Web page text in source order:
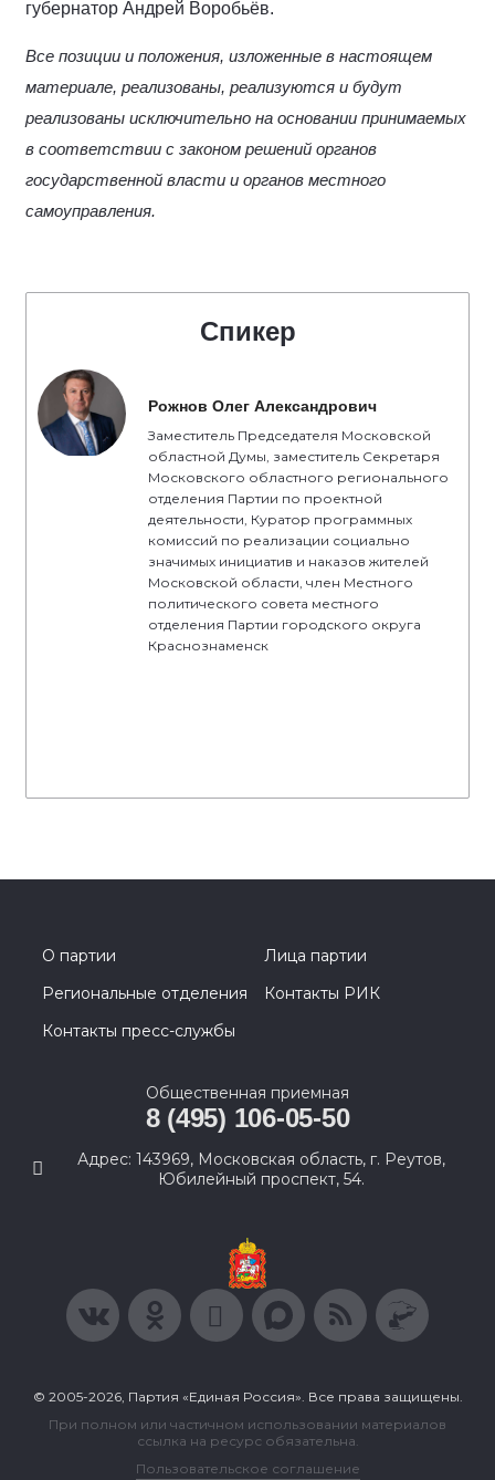
губернатор Андрей Воробьёв.
Все позиции и положения, изложенные в настоящем
материале, реализованы, реализуются и будут
реализованы исключительно на основании принимаемых
в соответствии с законом решений органов
государственной власти и органов местного
самоуправления.
Спикер
Рожнов Олег Александрович
Заместитель Председателя Московской
областной Думы, заместитель Секретаря
Московского областного регионального
отделения Партии по проектной
деятельности, Куратор программных
комиссий по реализации социально
значимых инициатив и наказов жителей
Московской области, член Местного
политического совета местного
отделения Партии городского округа
Краснознаменск
О партии
Лица партии
Региональные отделения
Контакты РИК
Контакты пресс-службы
Общественная приемная
8 (495) 106-05-50
Адрес: 143969, Московская область, г. Реутов,
Юбилейный проспект, 54.
© 2005-2026, Партия «Единая Россия». Все права защищены.
При полном или частичном использовании материалов
ссылка на ресурс обязательна.
Пользовательское соглашение